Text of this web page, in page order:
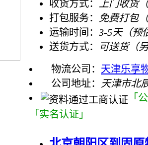
收货方式：
上门收货
打包服务：
免费打包
运输时间： 3-5天（预
送货方式：
可送货（
物流公司： 天津乐享
公司地址：
天津市北
「
「实名认证」